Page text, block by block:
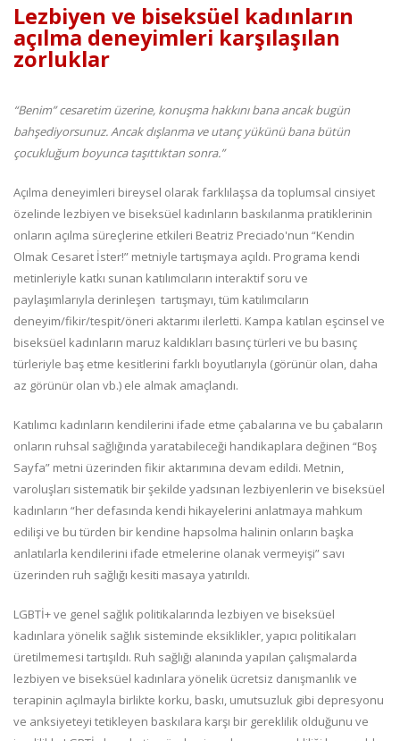
Lezbiyen ve biseksüel kadınların
açılma deneyimleri karşılaşılan
zorluklar
“Benim” cesaretim üzerine, konuşma hakkını bana ancak bugün
bahşediyorsunuz. Ancak dışlanma ve utanç yükünü bana bütün
çocukluğum boyunca taşıttıktan sonra.”
Açılma deneyimleri bireysel olarak farklılaşsa da toplumsal cinsiyet
özelinde lezbiyen ve biseksüel kadınların baskılanma pratiklerinin
onların açılma süreçlerine etkileri Beatriz Preciado'nun “Kendin
Olmak Cesaret İster!” metniyle tartışmaya açıldı. Programa kendi
metinleriyle katkı sunan katılımcıların interaktif soru ve
paylaşımlarıyla derinleşen tartışmayı, tüm katılımcıların
deneyim/fikir/tespit/öneri aktarımı ilerletti. Kampa katılan eşcinsel ve
biseksüel kadınların maruz kaldıkları basınç türleri ve bu basınç
türleriyle baş etme kesitlerini farklı boyutlarıyla (görünür olan, daha
az görünür olan vb.) ele almak amaçlandı.
Katılımcı kadınların kendilerini ifade etme çabalarına ve bu çabaların
onların ruhsal sağlığında yaratabileceği handikaplara değinen “Boş
Sayfa” metni üzerinden fikir aktarımına devam edildi. Metnin,
varoluşları sistematik bir şekilde yadsınan lezbiyenlerin ve biseksüel
kadınların “her defasında kendi hikayelerini anlatmaya mahkum
edilişi ve bu türden bir kendine hapsolma halinin onların başka
anlatılarla kendilerini ifade etmelerine olanak vermeyişi” savı
üzerinden ruh sağlığı kesiti masaya yatırıldı.
LGBTİ+ ve genel sağlık politikalarında lezbiyen ve biseksüel
kadınlara yönelik sağlık sisteminde eksiklikler, yapıcı politikaları
üretilmemesi tartışıldı. Ruh sağlığı alanında yapılan çalışmalarda
lezbiyen ve biseksüel kadınlara yönelik ücretsiz danışmanlık ve
terapinin açılmayla birlikte korku, baskı, umutsuzluk gibi depresyonu
ve anksiyeteyi tetikleyen baskılara karşı bir gereklilik olduğunu ve